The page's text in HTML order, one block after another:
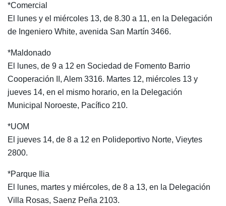
*Comercial
El lunes y el miércoles 13, de 8.30 a 11, en la Delegación
de Ingeniero White, avenida San Martín 3466.
*Maldonado
El lunes, de 9 a 12 en Sociedad de Fomento Barrio
Cooperación II, Alem 3316. Martes 12, miércoles 13 y
jueves 14, en el mismo horario, en la Delegación
Municipal Noroeste, Pacífico 210.
*UOM
El jueves 14, de 8 a 12 en Polideportivo Norte, Vieytes
2800.
*Parque Ilia
El lunes, martes y miércoles, de 8 a 13, en la Delegación
Villa Rosas, Saenz Peña 2103.